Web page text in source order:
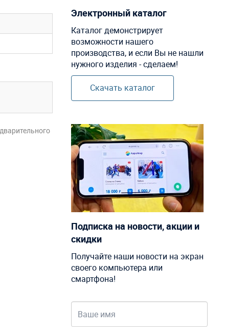
Электронный каталог
Каталог демонстрирует
возможности нашего
производства, и если Вы не нашли
нужного изделия - сделаем!
Скачать каталог
Подписка на новости, акции и
скидки
Получайте наши новости на экран
своего компьютера или
смартфона!